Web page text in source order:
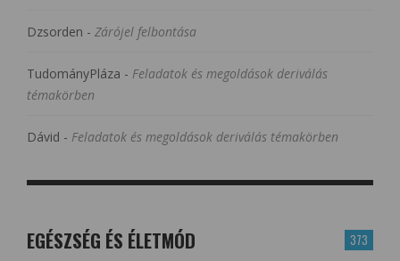
Dzsorden - Zárójel felbontása
TudományPláza - Feladatok és megoldások deriválás
témakörben
Dávid - Feladatok és megoldások deriválás témakörben
373
EGÉSZSÉG ÉS ÉLETMÓD